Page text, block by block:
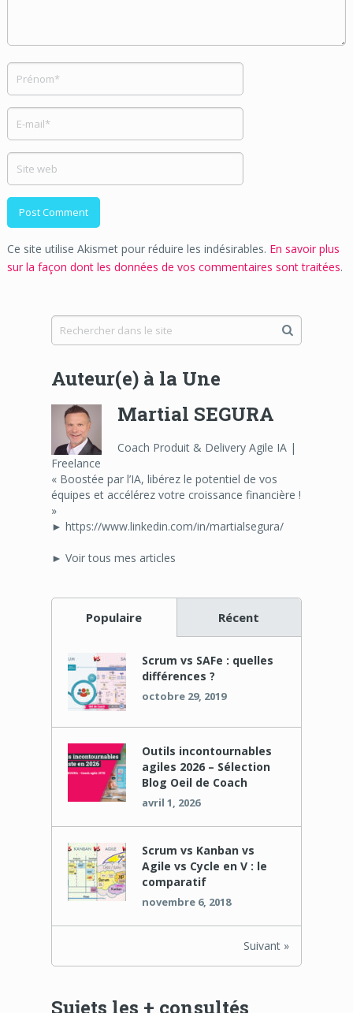
Ce site utilise Akismet pour réduire les indésirables. En savoir plus
sur la façon dont les données de vos commentaires sont traitées.
Auteur(e) à la Une
Martial SEGURA
Coach Produit & Delivery Agile IA |
Freelance
« Boostée par l’IA, libérez le potentiel de vos
équipes et accélérez votre croissance financière !
»
► https://www.linkedin.com/in/martialsegura/
► Voir tous mes articles
Populaire Récent
Scrum vs SAFe : quelles
différences ?
octobre 29, 2019
Outils incontournables
agiles 2026 – Sélection
Blog Oeil de Coach
avril 1, 2026
Scrum vs Kanban vs
Agile vs Cycle en V : le
comparatif
novembre 6, 2018
Suivant »
Sujets les + consultés